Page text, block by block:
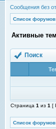
Сообщения без
Список форумов
Активные
Поиск
Страница 1 из 1 [
Список форумов